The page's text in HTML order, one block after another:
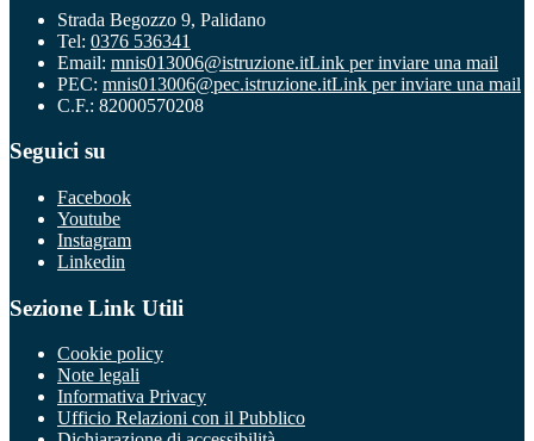
Strada Begozzo 9, Palidano
Tel: 0376 536341
Email: mnis013006@istruzione.itLink per inviare una mail
PEC: mnis013006@pec.istruzione.itLink per inviare una mail
C.F.: 82000570208
Seguici su
Facebook
Youtube
Instagram
Linkedin
Sezione Link Utili
Cookie policy
Note legali
Informativa Privacy
Ufficio Relazioni con il Pubblico